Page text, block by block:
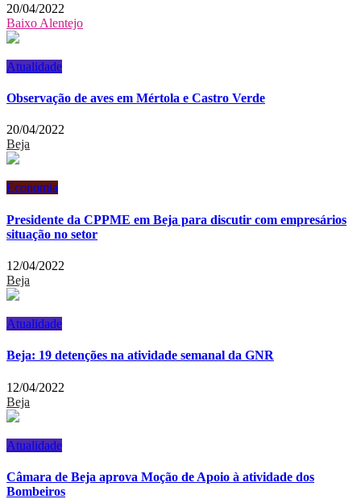
20/04/2022
Baixo Alentejo
Atualidade
Observação de aves em Mértola e Castro Verde
20/04/2022
Beja
Economia
Presidente da CPPME em Beja para discutir com empresários
situação no setor
12/04/2022
Beja
Atualidade
Beja: 19 detenções na atividade semanal da GNR
12/04/2022
Beja
Atualidade
Câmara de Beja aprova Moção de Apoio à atividade dos
Bombeiros